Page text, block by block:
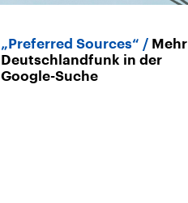
„Preferred Sources“
Mehr
Deutschlandfunk in der
Google-Suche